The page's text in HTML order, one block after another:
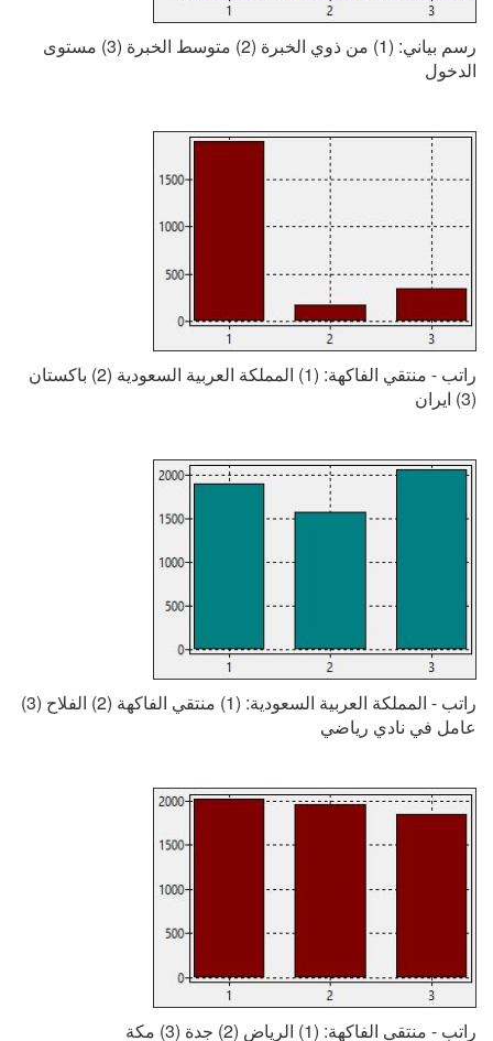
رسم بياني: (1) من ذوي الخبرة (2) متوسط الخبرة (3) مستوى
الدخول
راتب - منتقي الفاكهة: (1) المملكة العربية السعودية (2) باكستان
(3) ایران
راتب - المملكة العربية السعودية: (1) منتقي الفاكهة (2) الفلاح (3)
عامل في نادي رياضي
راتب - منتقي الفاكهة: (1) الرياض (2) جدة (3) مكة